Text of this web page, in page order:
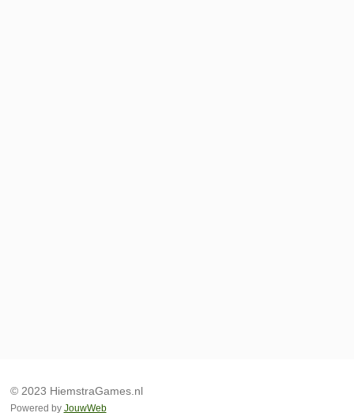
© 2023 HiemstraGames.nl
Powered by JouwWeb